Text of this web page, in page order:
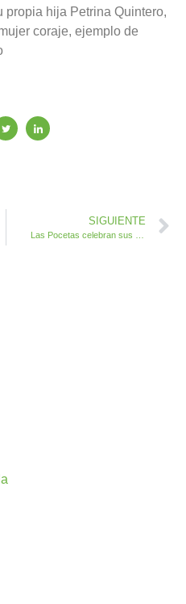
propia hija Petrina Quintero,
coraje, ejemplo de
SIGUIENTE